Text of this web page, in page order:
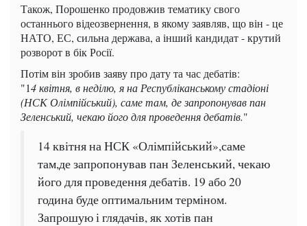
Також, Порошенко продовжив тематику свого
останнього відеозвернення, в якому заявляв, що він - це
НАТО, ЕС, сильна держава, а інший кандидат - крутий
розворот в бік Росії.
Потім він зробив заяву про дату та час дебатів:
"14 квітня, в неділю, я на Республіканському стадіоні
(НСК Олімпійський), саме там, де запропонував пан
Зеленський, чекаю його для проведення дебатів."
14 квітня на НСК «Олімпійський»,саме
там,де запропонував пан Зеленський, чекаю
його для проведення дебатів. 19 або 20
година буде оптимальним терміном.
Запрошую і глядачів, як хотів пан